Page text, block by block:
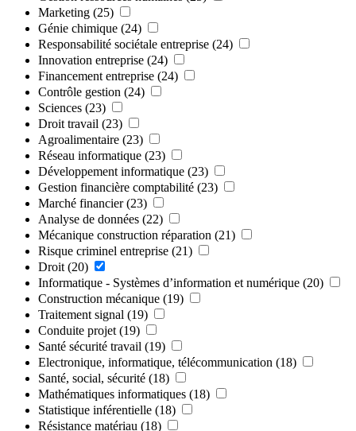
Marketing (25)
Génie chimique (24)
Responsabilité sociétale entreprise (24)
Innovation entreprise (24)
Financement entreprise (24)
Contrôle gestion (24)
Sciences (23)
Droit travail (23)
Agroalimentaire (23)
Réseau informatique (23)
Développement informatique (23)
Gestion financière comptabilité (23)
Marché financier (23)
Analyse de données (22)
Mécanique construction réparation (21)
Risque criminel entreprise (21)
Droit (20)
Informatique - Systèmes d’information et numérique (20)
Construction mécanique (19)
Traitement signal (19)
Conduite projet (19)
Santé sécurité travail (19)
Electronique, informatique, télécommunication (18)
Santé, social, sécurité (18)
Mathématiques informatiques (18)
Statistique inférentielle (18)
Résistance matériau (18)